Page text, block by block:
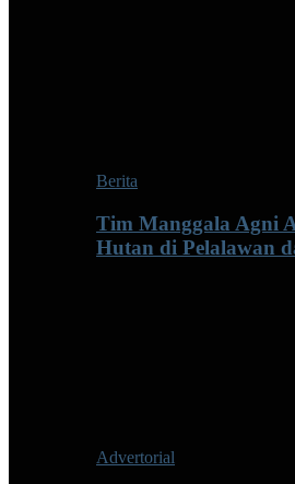
Berita
Tim Manggala Agni
Hutan di Pelalawan
Advertorial